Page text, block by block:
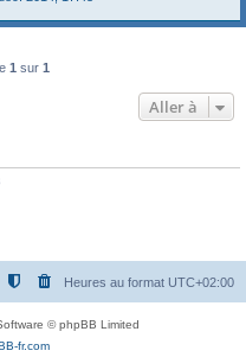
1 sur 1
Aller à
Heures au format UTC+02:00
© phpBB Limited
fr.com